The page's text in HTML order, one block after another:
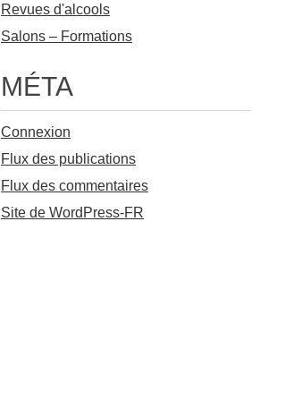
Revues d'alcools
Salons – Formations
MÉTA
Connexion
Flux des publications
Flux des commentaires
Site de WordPress-FR